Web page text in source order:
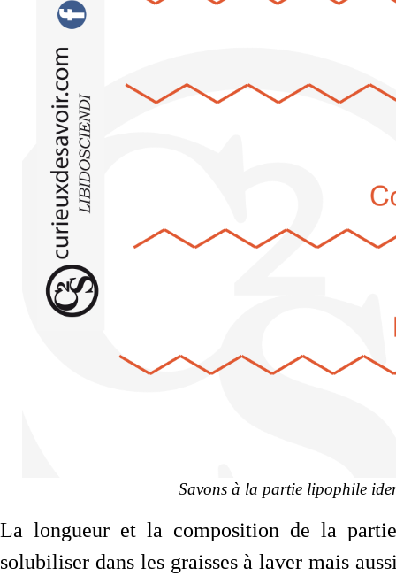
Savons à la partie lipophile
La longueur et la composition de la
solubiliser dans les graisses à laver mais